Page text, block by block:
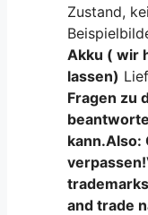
Zustand,
Akku ( wir
lassen)
Fragen zu
kann.Also:
and trade